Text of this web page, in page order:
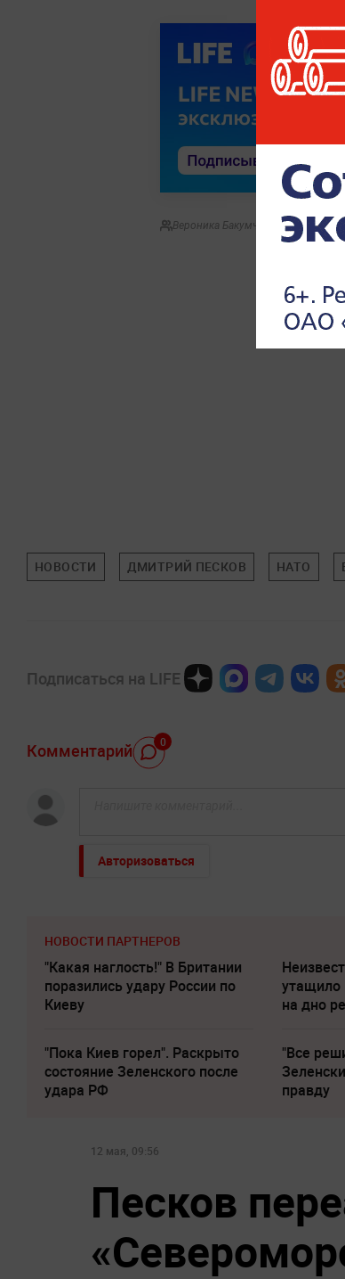
Вероника Бакумченко
НОВОСТИ ДМИТРИЙ ПЕСКОВ НАТО
Подписаться на LIFE
Комментарий 0
Авторизоваться
НОВОСТИ ПАРТНЕРОВ
"Какая наглость!" В Британии
поразились удару России по
Киеву
утащило
на дно
"Пока Киев горел". Раскрыто
состояние Зеленского после
удара РФ
"Все
правду
12 мая, 09:56
Песков